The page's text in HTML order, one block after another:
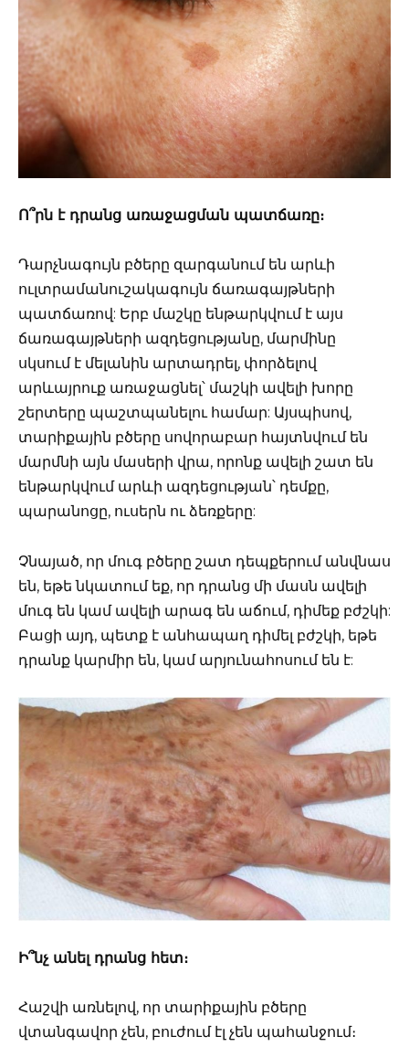
Ո՞րն է դրանց առաջացման պատճառը։
Դարչնագույն բծերը զարգանում են արևի
ուլտրամանուշակագույն ճառագայթների
պատճառով: Երբ մաշկը ենթարկվում է այս
ճառագայթների ազդեցությանը, մարմինը
սկսում է մելանին արտադրել, փորձելով
արևայրուք առաջացնել՝ մաշկի ավելի խորը
շերտերը պաշտպանելու համար: Այսպիսով,
տարիքային բծերը սովորաբար հայտնվում են
մարմնի այն մասերի վրա, որոնք ավելի շատ են
ենթարկվում արևի ազդեցության՝ դեմքը,
պարանոցը, ուսերն ու ձեռքերը:
Չնայած, որ մուգ բծերը շատ դեպքերում անվնաս
են, եթե նկատում եք, որ դրանց մի մասն ավելի
մուգ են կամ ավելի արագ են աճում, դիմեք բժշկի:
Բացի այդ, պետք է անհապաղ դիմել բժշկի, եթե
դրանք կարմիր են, կամ արյունահոսում են է:
Ի՞նչ անել դրանց հետ։
Հաշվի առնելով, որ տարիքային բծերը
վտանգավոր չեն, բուժում էլ չեն պահանջում։